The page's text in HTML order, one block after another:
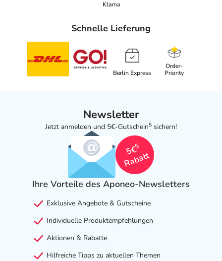
Klarna
Schnelle Lieferung
Berlin Express
Order-
Priority
Newsletter
Jetzt anmelden und 5€-Gutschein5 sichern!
5€
5
Rabatt
Ihre Vorteile des Aponeo-Newsletters
Exklusive Angebote & Gutscheine
Individuelle Produktempfehlungen
Aktionen & Rabatte
Hilfreiche Tipps zu aktuellen Themen